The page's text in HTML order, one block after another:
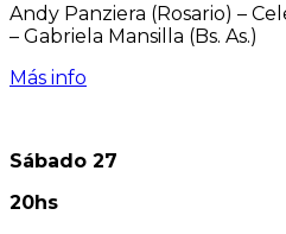
Andy Panziera (Rosario) –
– Gabriela Mansilla (Bs. As.)
Más info
Sábado 27
20hs